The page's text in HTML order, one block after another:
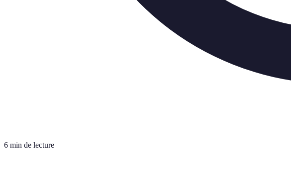
6 min de lecture